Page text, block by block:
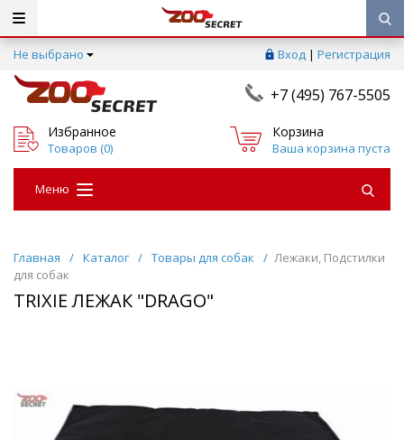
Не выбрано Вход | Регистрация
+7 (495) 767-5505
Избранное
Товаров (0)
Корзина
Ваша корзина пуста
Меню
Главная / Каталог / Товары для собак / Лежаки, Подстилки
для собак
TRIXIE ЛЕЖАК "DRAGO"